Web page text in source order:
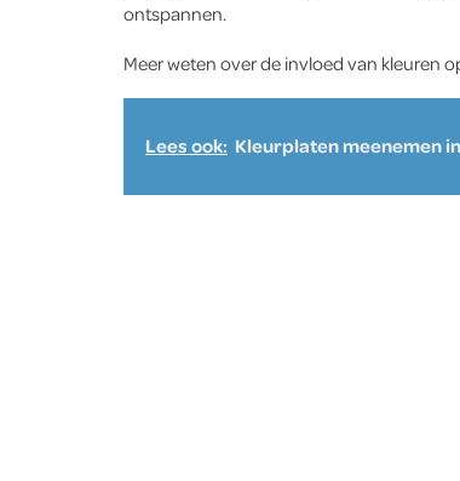
ontspannen.
Meer weten over de invloed van kleuren
Lees ook: Kleurplaten meenemen